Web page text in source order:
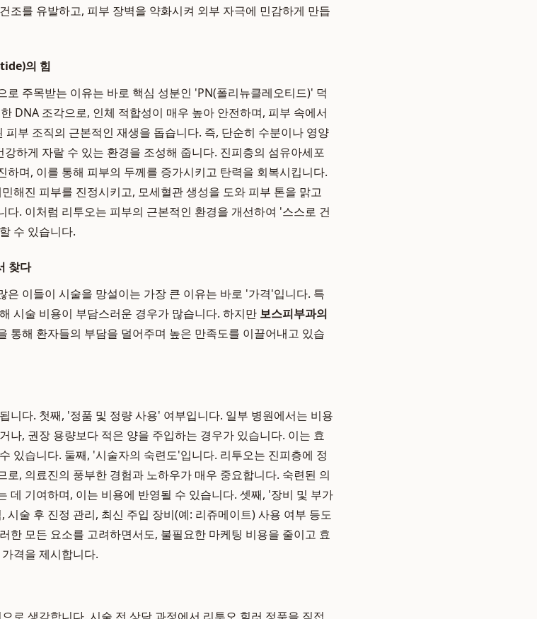
조를 유발하고, 피부 장벽을 약화시켜 외부 자극에 민감하게 만듭
의 힘
로 주목받는 이유는 바로 핵심 성분인 'PN(폴리뉴클레오티드)' 덕
DNA 조각으로, 인체 적합성이 매우 높아 안전하며, 피부 속에서
부 조직의 근본적인 재생을 돕습니다. 즉, 단순히 수분이나 영양
하게 자랄 수 있는 환경을 조성해 줍니다. 진피층의 섬유아세포
며, 이를 통해 피부의 두께를 증가시키고 탄력을 회복시킵니다.
해진 피부를 진정시키고, 모세혈관 생성을 도와 피부 톤을 맑고
. 이처럼 리투오는 피부의 근본적인 환경을 개선하여 '스스로 건
수 있습니다.
찾다
은 이들이 시술을 망설이는 가장 큰 이유는 바로 '가격'입니다. 특
시술 비용이 부담스러운 경우가 많습니다. 하지만 보스피부과의
통해 환자들의 부담을 덜어주며 높은 만족도를 이끌어내고 있습
니다. 첫째, '정품 및 정량 사용' 여부입니다. 일부 병원에서는 비용
나, 권장 용량보다 적은 양을 주입하는 경우가 있습니다. 이는 효
있습니다. 둘째, '시술자의 숙련도'입니다. 리투오는 진피층에 정
, 의료진의 풍부한 경험과 노하우가 매우 중요합니다. 숙련된 의
데 기여하며, 이는 비용에 반영될 수 있습니다. 셋째, '장비 및 부가
술 후 진정 관리, 최신 주입 장비(예: 리쥬메이트) 사용 여부 등도
한 모든 요소를 고려하면서도, 불필요한 마케팅 비용을 줄이고 효
격을 제시합니다.